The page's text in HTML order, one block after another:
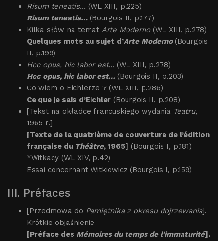
Risum teneatis... (WL XIII, p.225)
Risum teneatis… (Bourgois II, p.177)
Kilka słów na temat Arte Moderno (WL XIII, p.278)
Quelques mots au sujet d’Arte Moderno (Bourgois
II, p.199)
Hoc opus, hic labor est... (WL XIII, p.278)
Hoc opus, hic labor est… (Bourgois II, p.203)
Co wiem o Eichlerze ? (WL XIII, p.286)
Ce que je sais d’Eichler (Bourgois II, p.208)
[Tekst na okładce francuskiego wydania Teatru,
1965 r.]
[Texte de la quatrième de couverture de l’édition
française du Théâtre, 1965] (Bourgois I, p.181)
*Witkacy (WL XIV, p.42)
Essai concernant Witkiewicz (Bourgois I, p.159)
III. Préfaces
[Przedmowa do Pamiętnika z okresu dojrzewania].
Krótkie objaśnienie
[Préface des Mémoires du temps de l’immaturité].